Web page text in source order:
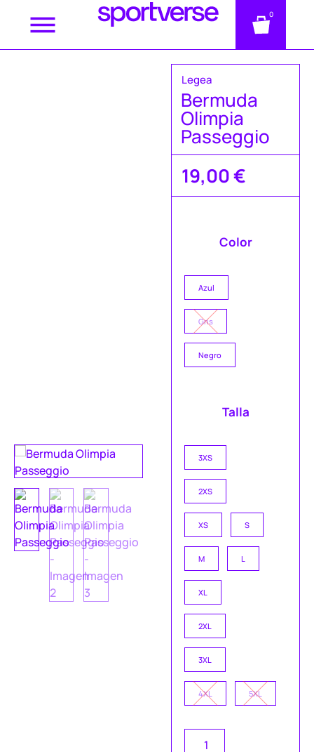
0
Legea
Bermuda
Olimpia
Passeggio
19,00€
Color
Azul
Gris
Negro
Talla
3XS
2XS
XS S
M L
XL
2XL
3XL
4XL 5XL